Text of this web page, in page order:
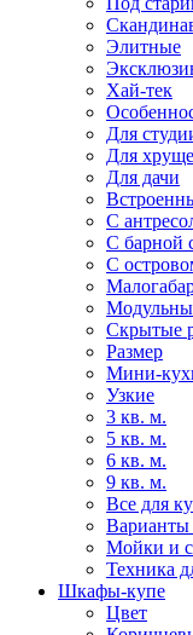
Элитные
Хай-тек
Для
Для
Для дачи
С
С барной
С
Скрытые
Размер
Мини-
Узкие
3 кв. м.
5 кв. м.
6 кв. м.
9 кв. м.
Все для
Варианты
Мойки и
Техника
Шкафы-купе
Цвет